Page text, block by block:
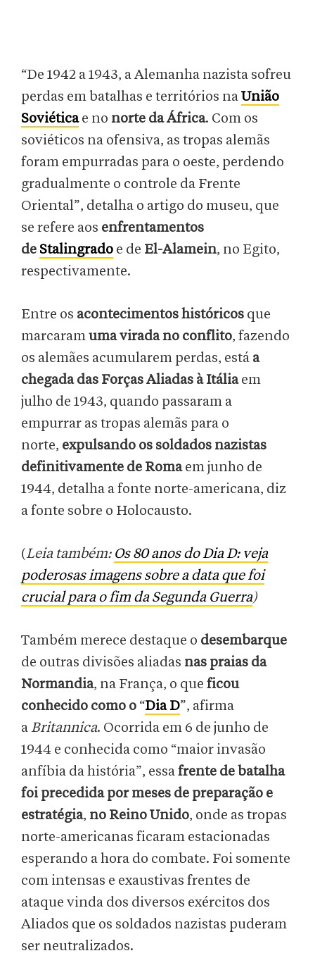
“De 1942 a 1943, a Alemanha nazista sofreu
perdas em batalhas e territórios naUnião
Soviética e no norte da África. Com os
soviéticos na ofensiva, as tropas alemãs
foram empurradas para o oeste, perdendo
gradualmente o controle da Frente
Oriental”, detalha o artigo do museu, que
se refere aos enfrentamentos
de Stalingrado e de El-Alamein, no Egito,
respectivamente.
Entre os acontecimentos históricos que
marcaramuma virada no conflito, fazendo
os alemães acumularem perdas, está a
chegada das Forças Aliadas à Itáliaem
julho de 1943, quando passaram a
empurrar as tropas alemãs para o
norte, expulsando os soldados nazistas
definitivamente de Romaem junho de
1944, detalha a fonte norte-americana, diz
a fonte sobre o Holocausto.
(Leia também: Os 80 anos do Dia D: veja
poderosas imagens sobre a data que foi
crucial para o fim da Segunda Guerra)
Também merece destaque o desembarque
de outras divisões aliadas nas praias da
Normandia, na França, o que ficou
conhecido como o “Dia D”, afirma
aBritannica. Ocorrida em 6 de junho de
1944 e conhecida como “maior invasão
anfíbia da história”, essafrente de batalha
foi precedida por meses de preparação e
estratégia, no Reino Unido, onde as tropas
norte-americanas ficaram estacionadas
esperando a hora do combate. Foi somente
com intensas e exaustivas frentes de
ataque vinda dos diversos exércitos dos
Aliados que os soldados nazistas puderam
ser neutralizados.